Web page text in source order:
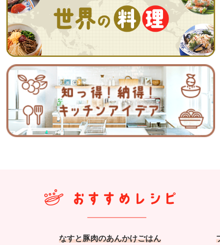
なすと豚肉のあんかけごはん